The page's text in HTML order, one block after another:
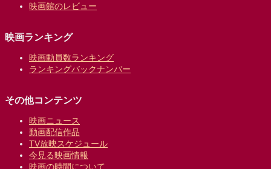
映画館のレビュー
映画ランキング
映画動員数ランキング
ランキングバックナンバー
その他コンテンツ
映画ニュース
動画配信作品
TV放映スケジュール
今見る映画情報
映画の時間について